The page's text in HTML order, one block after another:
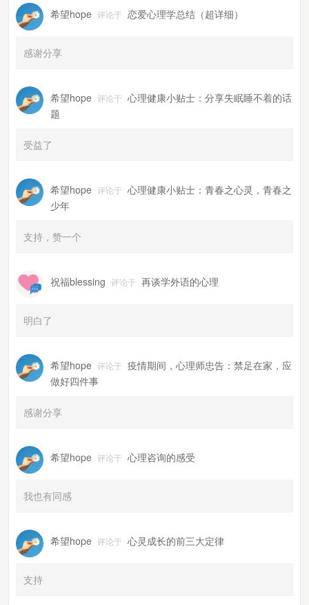
希望hope 评论于 恋爱心理学总结（超详细）
感谢分享
希望hope 评论于 心理健康小贴士：分享失眠睡不着的话
题
受益了
希望hope 评论于 心理健康小贴士：青春之心灵，青春之
少年
支持，赞一个
祝福blessing 评论于 再谈学外语的心理
明白了
希望hope 评论于 疫情期间，心理师忠告：禁足在家，应
做好四件事
感谢分享
希望hope 评论于 心理咨询的感受
我也有同感
希望hope 评论于 心灵成长的前三大定律
支持